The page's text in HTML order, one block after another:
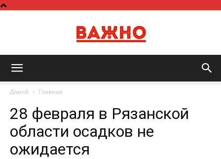
Домой Главная
28 февраля в Рязанской
области осадков не
ожидается